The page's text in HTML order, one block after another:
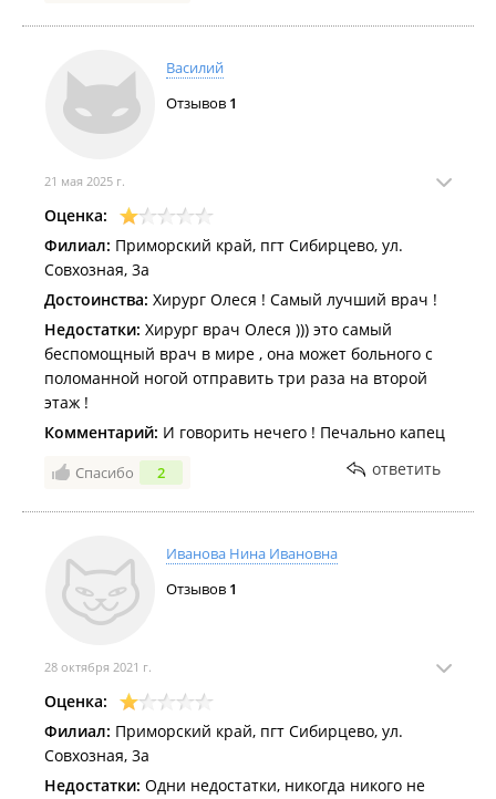
Василий
Отзывов 1
21 мая 2025 г.
Оценка:
Филиал: Приморский край, пгт Сибирцево, ул.
Совхозная, 3а
Достоинства: Хирург Олеся ! Самый лучший врач !
Недостатки: Хирург врач Олеся ))) это самый
беспомощный врач в мире , она может больного с
поломанной ногой отправить три раза на второй
этаж !
Комментарий: И говорить нечего ! Печально капец
Спасибо 2 ответить
Иванова Нина Ивановна
Отзывов 1
28 октября 2021 г.
Оценка:
Филиал: Приморский край, пгт Сибирцево, ул.
Совхозная, 3а
Недостатки: Одни недостатки, никогда никого не